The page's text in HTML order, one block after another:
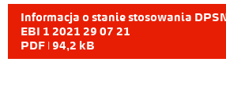
Informacja o stanie stosowania
EBI 1 2021 29 07 21
PDF | 94,2 kB